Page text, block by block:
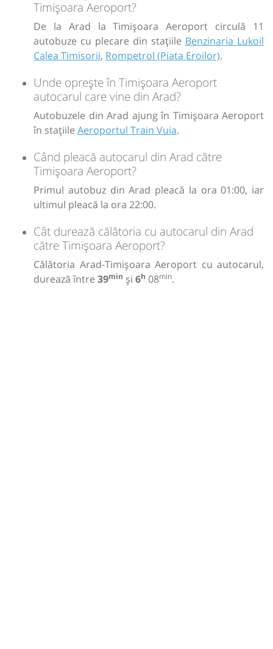
Timișoara Aeroport?
De la Arad la Timișoara Aeroport circulă 11
autobuze cu plecare din stațiile Benzinaria Lukoil
Calea Timisorii, Rompetrol (Piata Eroilor).
Unde oprește în Timișoara Aeroport
autocarul care vine din Arad?
Autobuzele din Arad ajung în Timișoara Aeroport
în stațiile Aeroportul Train Vuia.
Când pleacă autocarul din Arad către
Timișoara Aeroport?
Primul autobuz din Arad pleacă la ora 01:00, iar
ultimul pleacă la ora 22:00.
Cât durează călătoria cu autocarul din Arad
către Timișoara Aeroport?
Călătoria Arad-Timișoara Aeroport cu autocarul,
durează între 39min și 6h 08min.